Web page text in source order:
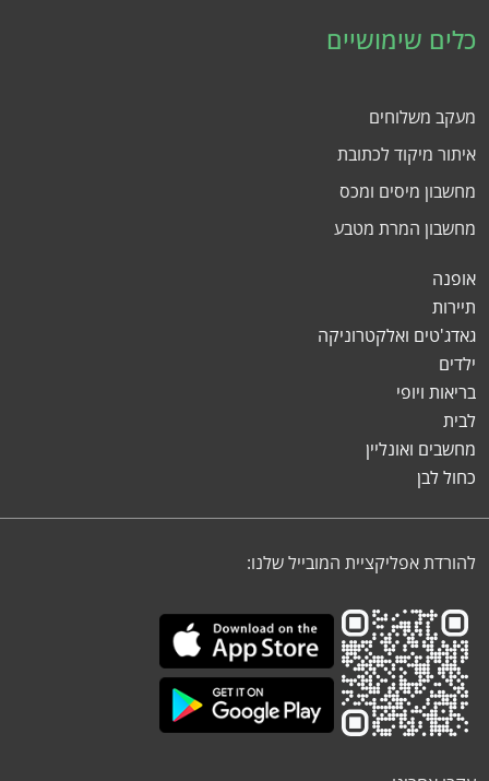
כלים שימושיים
מעקב משלוחים
איתור מיקוד לכתובת
מחשבון מיסים ומכס
מחשבון המרת מטבע
אופנה
תיירות
גאדג'טים ואלקטרוניקה
ילדים
בריאות ויופי
לבית
מחשבים ואונליין
כחול לבן
להורדת אפליקציית המובייל שלנו: